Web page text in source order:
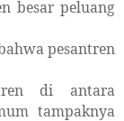
besar peluang
pesantren
di antara
tampaknya